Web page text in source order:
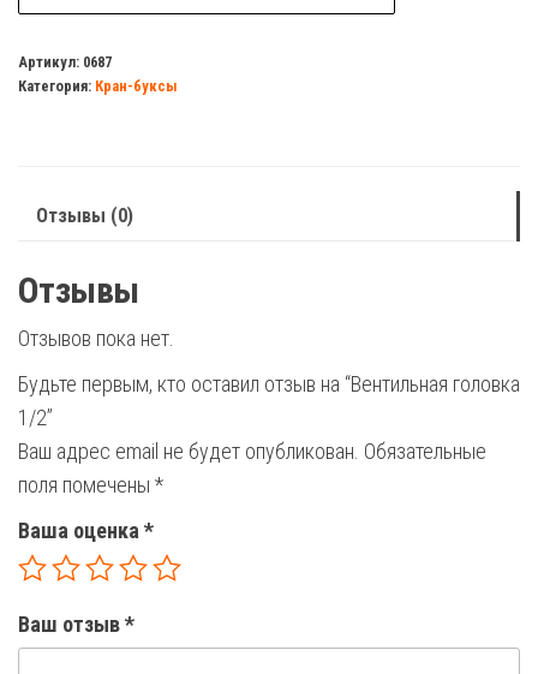
головка
1/2
Артикул: 0687
Категория: Кран-буксы
Отзывы (0)
Отзывы
Отзывов пока нет.
Будьте первым, кто оставил отзыв на “Вентильная головка
1/2”
Ваш адрес email не будет опубликован. Обязательные
поля помечены *
Ваша оценка *
Ваш отзыв*